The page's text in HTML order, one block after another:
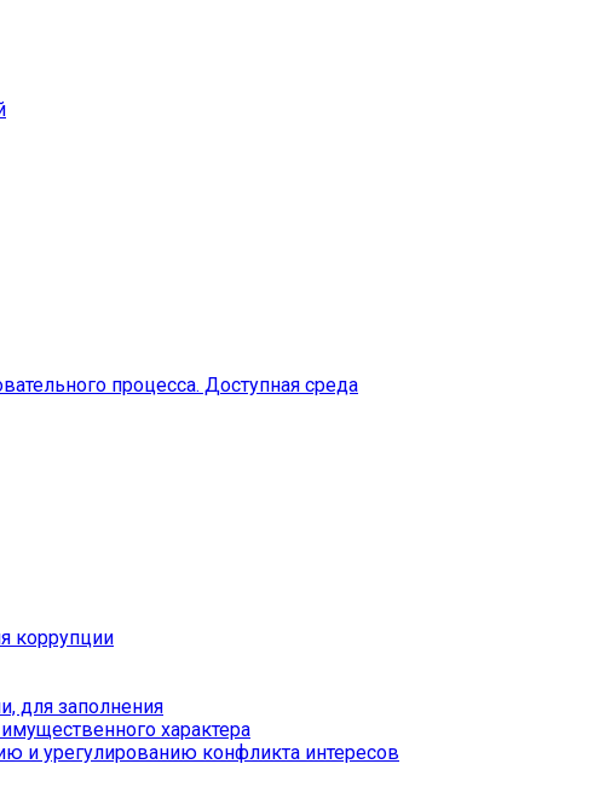
процесса. Доступная среда
коррупции
для заполнения
характера
и урегулированию конфликта интересов